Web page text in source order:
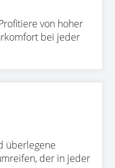
von hoher
bei jeder
überlegene
der in jeder